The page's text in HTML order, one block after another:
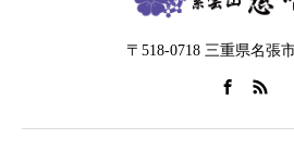
〒518-0718 三重県名張